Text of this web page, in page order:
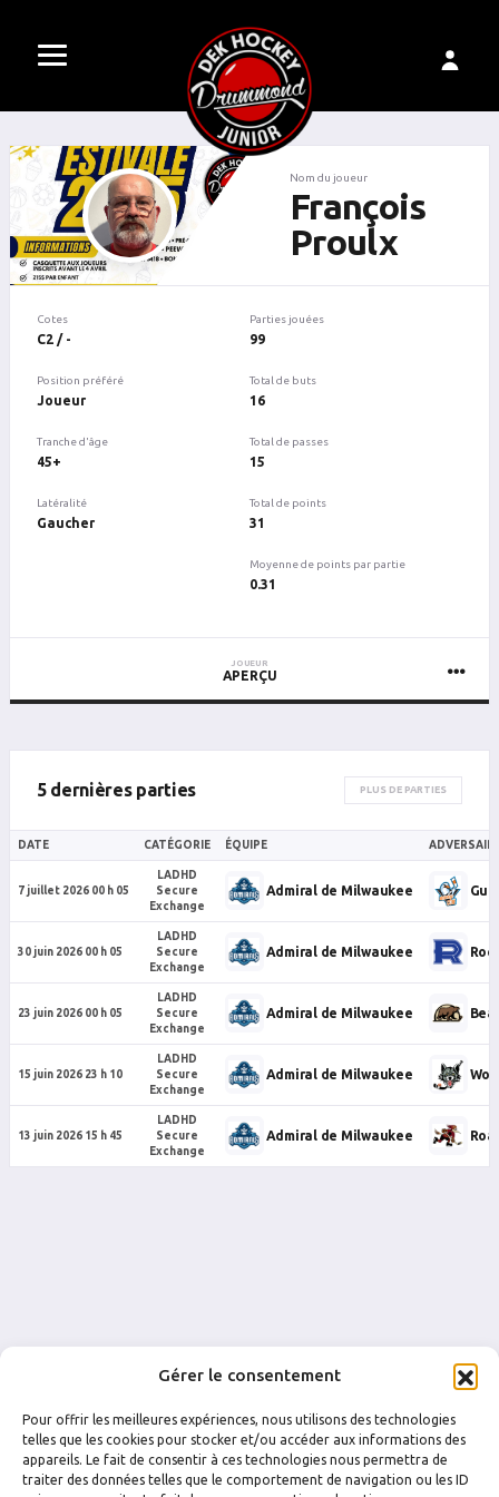
Gérer le consentement
Pour offrir les meilleures expériences, nous utilisons des technologies
telles que les cookies pour stocker et/ou accéder aux informations des
appareils. Le fait de consentir à ces technologies nous permettra de
traiter des données telles que le comportement de navigation ou les ID
Nom du joueur
François
Proulx
Cotes
C2 / -
Position préféré
Joueur
Tranche d'âge
45+
Latéralité
Gaucher
Parties jouées
99
Total de buts
16
Total de passes
15
Total de points
31
Moyenne de points par partie
0.31
JOUEUR
APERÇU
5 dernières parties PLUS DE PARTIES
DATE CATÉGORIE ÉQUIPE
7 juillet 2026 00 h 05
LADHD
Secure
Exchange
Admiral de Milwaukee
30 juin 2026 00 h 05
LADHD
Secure
Exchange
Admiral de Milwaukee
23 juin 2026 00 h 05
LADHD
Secure
Exchange
Admiral de Milwaukee
15 juin 2026 23 h 10
LADHD
Secure
Exchange
Admiral de Milwaukee
13 juin 2026 15 h 45
LADHD
Secure
Exchange
Admiral de Milwaukee
INSTAGRAM